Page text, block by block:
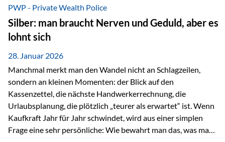
von geopolitischen Spannungen, einer stark ausgeweiteten
Geldmenge sowie strukturellen Verschiebungen an den
Kapitalmärkten geprägt ist, bleibt Gold ein bewährter Anker.
Nicht, weil…
PWP - Private Wealth Police
Silber: man braucht Nerven und Geduld, aber es
lohnt sich
28. Januar 2026
Manchmal merkt man den Wandel nicht an Schlagzeilen,
sondern an kleinen Momenten: der Blick auf den
Kassenzettel, die nächste Handwerkerrechnung, die
Urlaubsplanung, die plötzlich „teurer als erwartet“ ist. Wenn
Kaufkraft Jahr für Jahr schwindet, wird aus einer simplen
Frage eine sehr persönliche: Wie bewahrt man das, was man